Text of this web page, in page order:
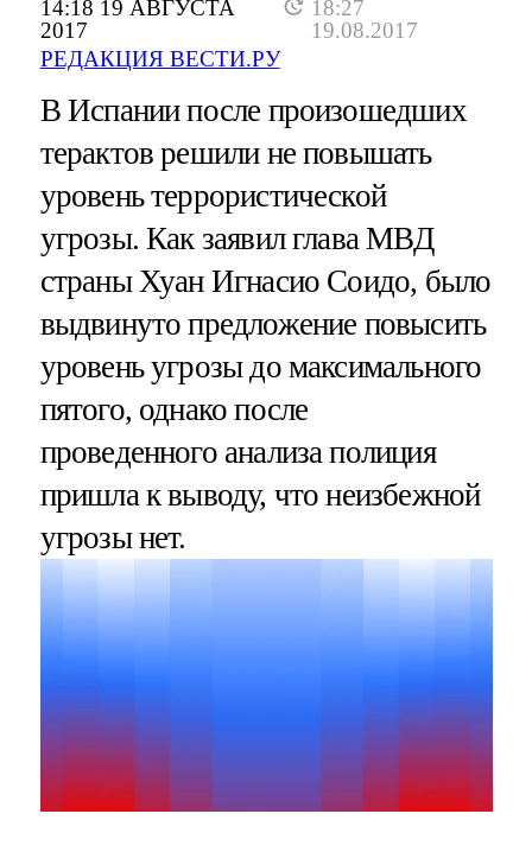
14:18 19 АВГУСТА
2017
18:27
19.08.2017
РЕДАКЦИЯ ВЕСТИ.РУ
В Испании после произошедших
терактов решили не повышать
уровень террористической
угрозы. Как заявил глава МВД
страны Хуан Игнасио Соидо, было
выдвинуто предложение повысить
уровень угрозы до максимального
пятого, однако после
проведенного анализа полиция
пришла к выводу, что неизбежной
угрозы нет.